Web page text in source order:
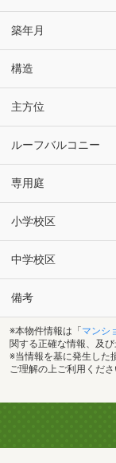
築年月
構造
主方位
ルーフバルコニー
専用庭
小学校区
中学校区
備考
※本物件情報は「 マンシ
関する正確な情報、及
※当情報を基に発生した
ご理解の上ご利用くださ